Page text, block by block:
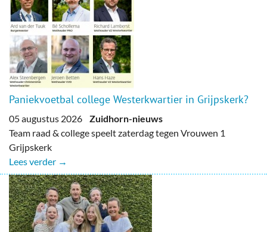
Paniekvoetbal college Westerkwartier in Grijpskerk?
05 augustus 2026 Zuidhorn-nieuws
Team raad & college speelt zaterdag tegen Vrouwen 1
Grijpskerk
Lees verder →